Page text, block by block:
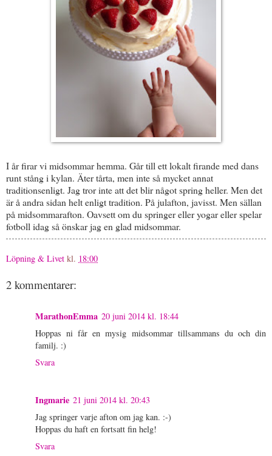
I år firar vi midsommar hemma. Går till ett lokalt firande med dans
runt stång i kylan. Äter tårta, men inte så mycket annat
traditionsenligt. Jag tror inte att det blir något spring heller. Men det
är å andra sidan helt enligt tradition. På julafton, javisst. Men sällan
på midsommarafton. Oavsett om du springer eller yogar eller spelar
fotboll idag så önskar jag en glad midsommar.
Löpning & Livet kl. 18:00
2 kommentarer:
MarathonEmma 20 juni 2014 kl. 18:44
Hoppas ni får en mysig midsommar tillsammans du och din
familj. :)
Svara
Ingmarie 21 juni 2014 kl. 20:43
Jag springer varje afton om jag kan. :-)
Hoppas du haft en fortsatt fin helg!
Svara